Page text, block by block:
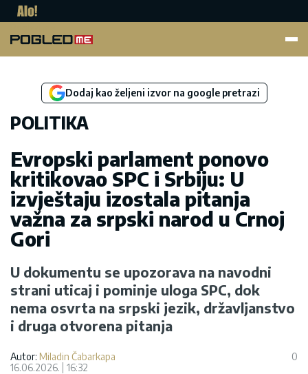
Dodaj kao željeni izvor na google pretrazi
POLITIKA
Evropski parlament ponovo
kritikovao SPC i Srbiju: U
izvještaju izostala pitanja
važna za srpski narod u Crnoj
Gori
U dokumentu se upozorava na navodni
strani uticaj i pominje uloga SPC, dok
nema osvrta na srpski jezik, državljanstvo
i druga otvorena pitanja
Autor: Miladin Čabarkapa
16.06.2026.
16:32
0